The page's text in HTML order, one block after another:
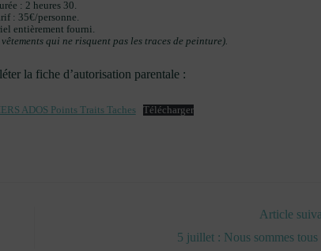
: 2 heures 30.
: 35€/personne.
entièrement fourni.
qui ne risquent pas les traces de peinture).
la fiche d’autorisation parentale :
ADOS Points Traits Taches Télécharger
Article
5 juillet : Nous sommes tous